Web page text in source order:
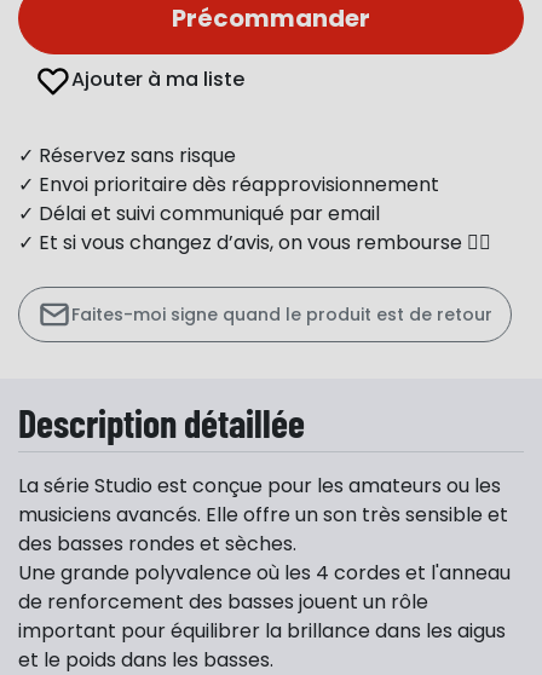
Précommander
Ajouter à ma liste
✓ Réservez sans risque
✓ Envoi prioritaire dès réapprovisionnement
✓ Délai et suivi communiqué par email
✓ Et si vous changez d’avis, on vous rembourse 👍🏻
Faites-moi signe quand le produit est de retour
Description détaillée
La série Studio est conçue pour les amateurs ou les
musiciens avancés. Elle offre un son très sensible et
des basses rondes et sèches.
Une grande polyvalence où les 4 cordes et l'anneau
de renforcement des basses jouent un rôle
important pour équilibrer la brillance dans les aigus
et le poids dans les basses.